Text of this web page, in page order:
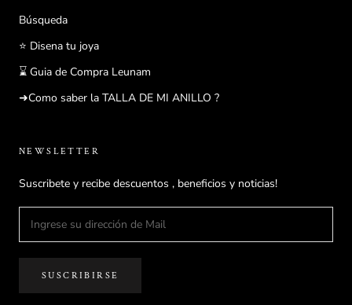
Búsqueda
⭐ Disena tu joya
⌛ Guia de Compra Leunam
➜Como saber la TALLA DE MI ANILLO ?
NEWSLETTER
Suscribete y recibe descuentos , beneficios y noticias!
SUSCRIBIRSE